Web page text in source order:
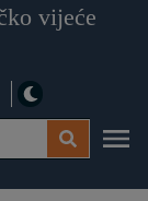
vijeće